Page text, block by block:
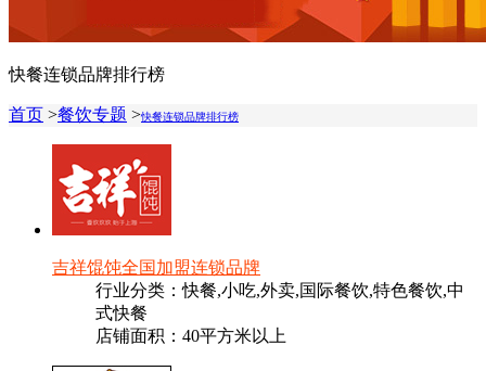
快餐连锁品牌排行榜
首页 >餐饮专题 >快餐连锁品牌排行榜
吉祥馄饨全国加盟连锁品牌
行业分类：快餐,小吃,外卖,国际餐饮,特色餐饮,中
式快餐
店铺面积：40平方米以上